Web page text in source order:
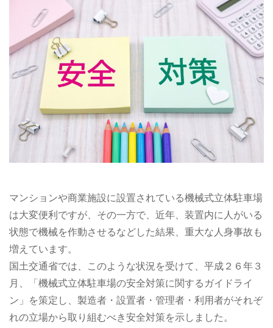
マンションや商業施設に設置されている機械式立体駐車場
は大変便利ですが、その一方で、近年、装置内に人がいる
状態で機械を作動させるなどした結果、重大な人身事故も
増えています。
国土交通省では、このような状況を受けて、平成２６年３
月、「機械式立体駐車場の安全対策に関するガイドライ
ン」を策定し、製造者・設置者・管理者・利用者がそれぞ
れの立場から取り組むべき安全対策を示しました。